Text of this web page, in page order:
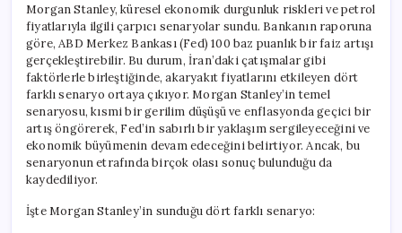
Dört
Senaryo
için
Morgan Stanley, küresel ekonomik durgunluk riskleri ve petrol
fiyatlarıyla ilgili çarpıcı senaryolar sundu. Bankanın raporuna
göre, ABD Merkez Bankası (Fed) 100 baz puanlık bir faiz artışı
gerçekleştirebilir. Bu durum, İran’daki çatışmalar gibi
faktörlerle birleştiğinde, akaryakıt fiyatlarını etkileyen dört
farklı senaryo ortaya çıkıyor. Morgan Stanley’in temel
senaryosu, kısmi bir gerilim düşüşü ve enflasyonda geçici bir
artış öngörerek, Fed’in sabırlı bir yaklaşım sergileyeceğini ve
ekonomik büyümenin devam edeceğini belirtiyor. Ancak, bu
senaryonun etrafında birçok olası sonuç bulunduğu da
kaydediliyor.
İşte Morgan Stanley’in sunduğu dört farklı senaryo: